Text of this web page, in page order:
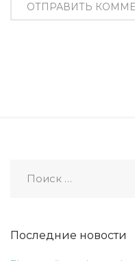
Последние новости